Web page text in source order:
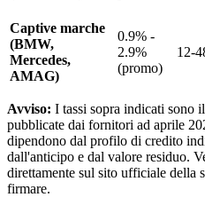
Captive marche
(BMW,
Mercedes,
AMAG)
0.9% -
2.9%
(promo)
12-
Avviso: I tassi sopra indicati sono
pubblicate dai fornitori ad aprile
dipendono dal profilo di credito
dall'anticipo e dal valore residuo.
direttamente sul sito ufficiale della
firmare.